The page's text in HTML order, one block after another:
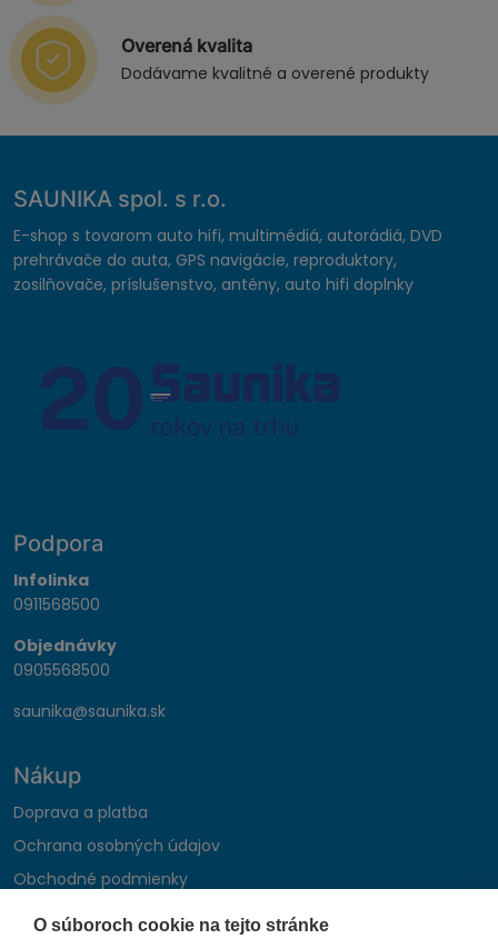
O súboroch cookie na tejto stránke
Overená kvalita
Dodávame kvalitné a overené produkty
SAUNIKA spol. s r.o.
E-shop s tovarom auto hifi, multimédiá, autorádiá, DVD
prehrávače do auta, GPS navigácie, reproduktory,
zosilňovače, príslušenstvo, antény, auto hifi doplnky
Podpora
Infolinka
0911568500
Objednávky
0905568500
saunika@saunika.sk
Nákup
Doprava a platba
Ochrana osobných údajov
Obchodné podmienky
Reklamačný poriadok